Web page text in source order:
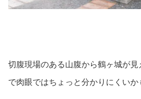
切腹現場のある山腹から鶴ヶ城が
で肉眼ではちょっと分かりにくいか